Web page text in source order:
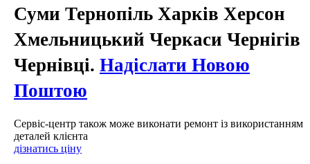
Суми Тернопіль Харків Херсон
Хмельницький Черкаси Чернігів
Чернівці. Надіслати Новою
Поштою
Сервіс-центр також може виконати ремонт із використанням
деталей клієнта
дізнатись ціну